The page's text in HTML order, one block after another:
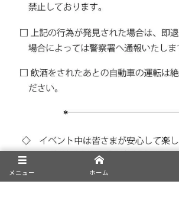
メニュー ホーム